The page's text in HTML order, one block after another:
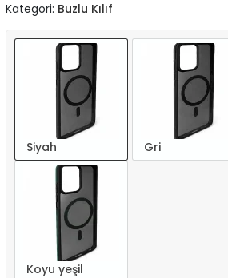
Kategori: Buzlu Kılıf
Siyah Gri
Koyu yeşil